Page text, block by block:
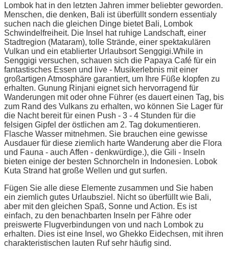
Lombok hat in den letzten Jahren immer beliebter geworden.
Menschen, die denken, Bali ist überfüllt sondern essentialy
suchen nach die gleichen Dinge bietet Bali, Lombok
Schwindelfreiheit. Die Insel hat ruhige Landschaft, einer
Stadtregion (Mataram), tolle Strände, einer spektakulären
Vulkan und ein etablierter Urlaubsort Senggigi.While in
Senggigi versuchen, schauen sich die Papaya Café für ein
fantastisches Essen und live - Musikerlebnis mit einer
großartigen Atmosphäre garantiert, um Ihre Füße klopfen zu
erhalten. Gunung Rinjani eignet sich hervorragend für
Wanderungen mit oder ohne Führer (es dauert einen Tag, bis
zum Rand des Vulkans zu erhalten, wo können Sie Lager für
die Nacht bereit für einen Push - 3 - 4 Stunden für die
felsigen Gipfel der östlichen am 2. Tag dokumentieren.
Flasche Wasser mitnehmen. Sie brauchen eine gewisse
Ausdauer für diese ziemlich harte Wanderung aber die Flora
und Fauna - auch Affen - denkwürdige.), die Gili - Inseln
bieten einige der besten Schnorcheln in Indonesien. Lobok
Kuta Strand hat große Wellen und gut surfen.
Fügen Sie alle diese Elemente zusammen und Sie haben
ein ziemlich gutes Urlaubsziel. Nicht so überfüllt wie Bali,
aber mit den gleichen Spaß, Sonne und Action. Es ist
einfach, zu den benachbarten Inseln per Fähre oder
preiswerte Flugverbindungen von und nach Lombok zu
erhalten. Dies ist eine Insel, wo Ghekko Eidechsen, mit ihren
charakteristischen lauten Ruf sehr häufig sind.